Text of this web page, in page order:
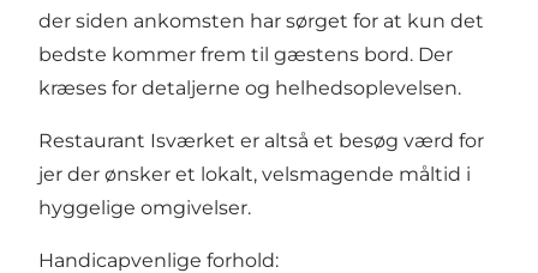
der siden ankomsten har sørget for at kun det
bedste kommer frem til gæstens bord. Der
kræses for detaljerne og helhedsoplevelsen.
Restaurant Isværket er altså et besøg værd for
jer der ønsker et lokalt, velsmagende måltid i
hyggelige omgivelser.
Handicapvenlige forhold: